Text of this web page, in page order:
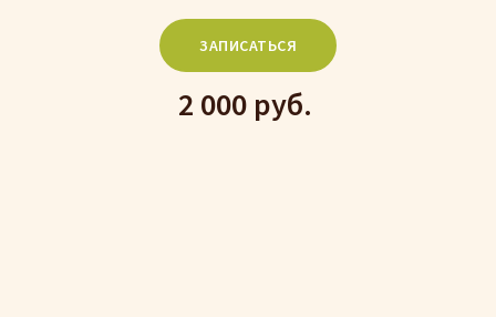
ЗАПИСАТЬСЯ
2 000 руб.